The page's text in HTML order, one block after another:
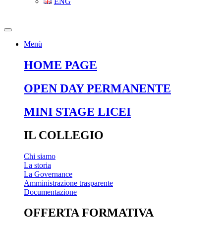
Menù
HOME PAGE
OPEN DAY PERMANENTE
MINI STAGE LICEI
IL COLLEGIO
Chi siamo
La storia
La Governance
Amministrazione trasparente
Documentazione
OFFERTA FORMATIVA